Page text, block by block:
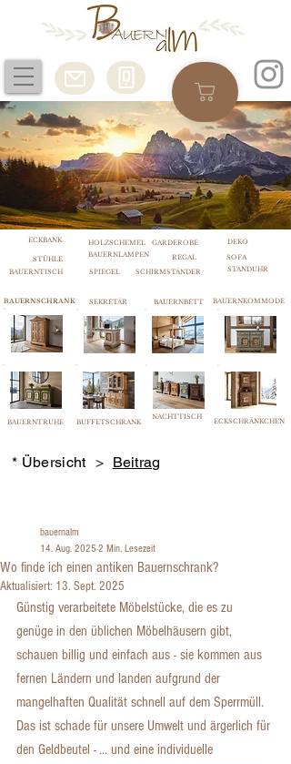
BAUERNTISCH SPIEGEL SCHIRMSTÄNDER
BAUERNSCHRANK SEKRETÄR
BAUERNTRUHE BUFFETSCHRANK
BAUERNBETT
NACHTTISCH
STANDUHR
BAUERNKOMMODE
ECKSCHRÄNKCHEN
* Übersicht > Beitrag
BAUERNLAMPEN REGAL SOFA
ECKBANK
STÜHLE
HOLZSCHEMEL GARDEROBE DEKO
Beiträge
Wo finde ich einen antiken Bauernschrank?
bauernalm
14. Aug. 2025 2 Min. Lesezeit
Aktualisiert: 13. Sept. 2025
Günstig verarbeitete Möbelstücke, die es zu
genüge in den üblichen Möbelhäusern gibt,
schauen billig und einfach aus - sie kommen aus
fernen Ländern und landen aufgrund der
mangelhaften Qualität schnell auf dem Sperrmüll.
Das ist schade für unsere Umwelt und ärgerlich für
den Geldbeutel - ... und eine individuelle